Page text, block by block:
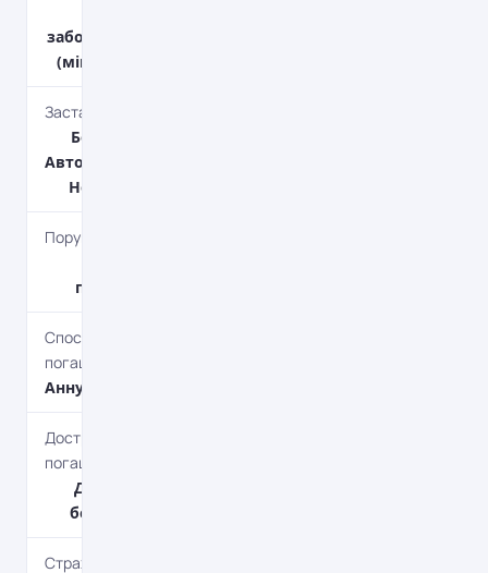
заборгованості
(мін. 200 грн.).
Застава
Без застави,
Автотранспорт,
Нерухомість
Поруки
поручителя
Спосіб
погашення
Aннуітет
Дострокове
погашення
Дострокове
без штрафів
Страхування